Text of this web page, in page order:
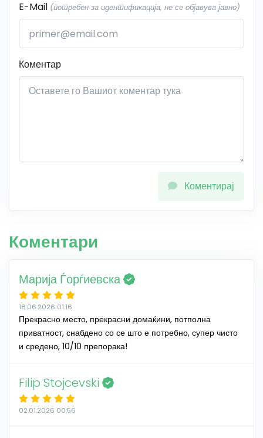
E-Mail (потребен за идентификација, не се објавува јавно)
Коментар
Коментирај
Коментари
Марија Ѓорѓиевска
18.06.2026 01:16
Прекрасно место, прекрасни домаќини, потполна
приватност, снабдено со се што е потребно, супер чисто
и средено, 10/10 препорака!
Filip Stojcevski
02.01.2026 00:56